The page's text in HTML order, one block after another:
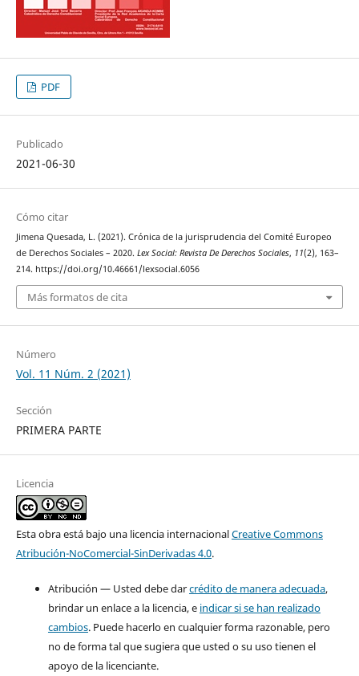
PDF
Publicado
2021-06-30
Cómo citar
Jimena Quesada, L. (2021). Crónica de la jurisprudencia del Comité Europeo
de Derechos Sociales – 2020. Lex Social: Revista De Derechos Sociales, 11(2), 163–
214. https://doi.org/10.46661/lexsocial.6056
Más formatos de cita
Número
Vol. 11 Núm. 2 (2021)
Sección
PRIMERA PARTE
Licencia
Esta obra está bajo una licencia internacionalCreative Commons
Atribución-NoComercial-SinDerivadas 4.0.
Atribución — Usted debe darcrédito de manera adecuada,
brindar un enlace a la licencia, e indicar si se han realizado
cambios. Puede hacerlo en cualquier forma razonable, pero
no de forma tal que sugiera que usted o su uso tienen el
apoyo de la licenciante.